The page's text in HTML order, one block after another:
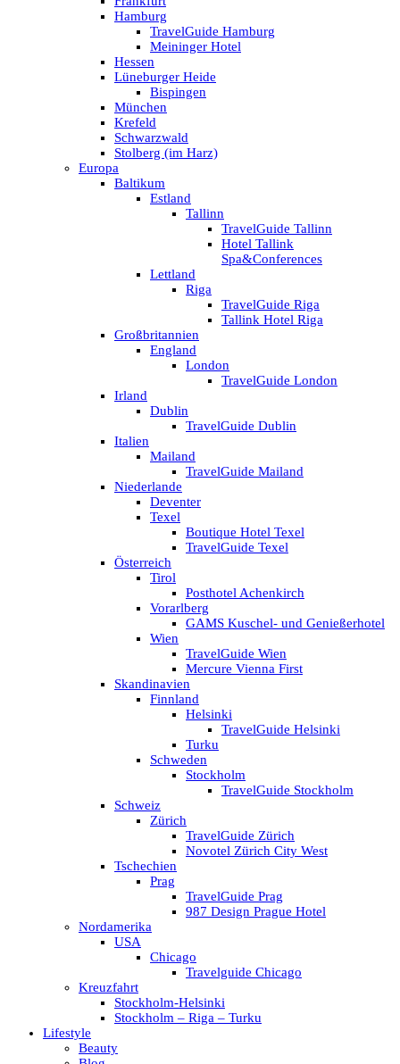
Hamburg
TravelGuide Hamburg
Meininger Hotel
Hessen
Lüneburger Heide
Bispingen
München
Krefeld
Schwarzwald
Stolberg (im Harz)
Europa
Baltikum
Estland
Tallinn
TravelGuide Tallinn
Hotel Tallink
Spa&Conferences
Lettland
Riga
TravelGuide Riga
Tallink Hotel Riga
Großbritannien
England
London
TravelGuide London
Irland
Dublin
TravelGuide Dublin
Italien
Mailand
TravelGuide Mailand
Niederlande
Deventer
Texel
Boutique Hotel Texel
TravelGuide Texel
Österreich
Tirol
Posthotel Achenkirch
Vorarlberg
GAMS Kuschel- und Genießerhotel
Wien
TravelGuide Wien
Mercure Vienna First
Skandinavien
Finnland
Helsinki
TravelGuide Helsinki
Turku
Schweden
Stockholm
TravelGuide Stockholm
Schweiz
Zürich
TravelGuide Zürich
Novotel Zürich City West
Tschechien
Prag
TravelGuide Prag
987 Design Prague Hotel
Nordamerika
USA
Chicago
Travelguide Chicago
Kreuzfahrt
Stockholm-Helsinki
Stockholm – Riga – Turku
Lifestyle
Beauty